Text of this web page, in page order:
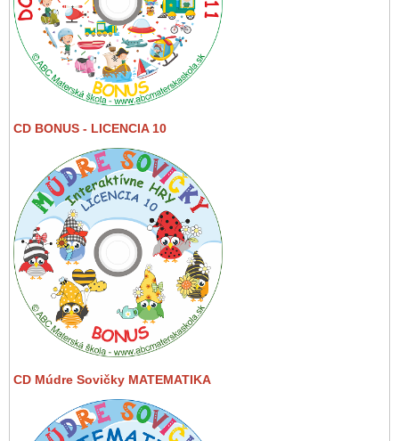
CD BONUS - LICENCIA 10
CD Múdre Sovičky MATEMATIKA